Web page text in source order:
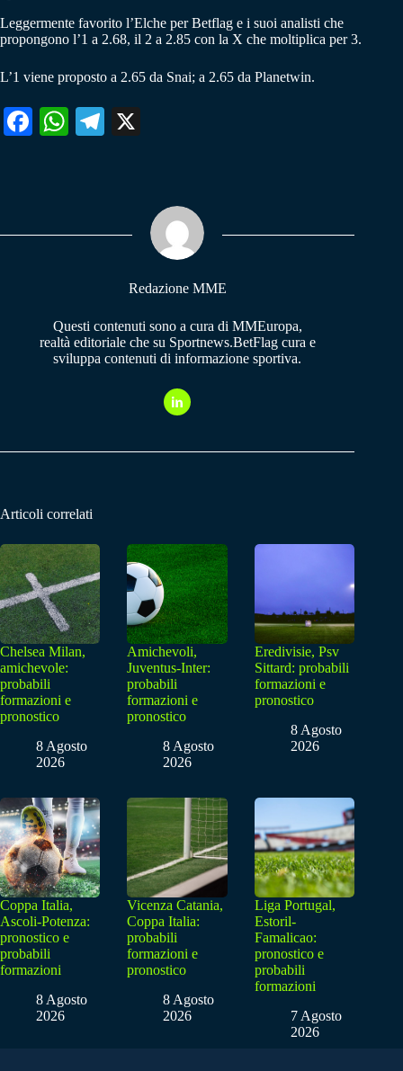
Leggermente favorito l’Elche per Betflag e i suoi analisti che
propongono l’1 a 2.68, il 2 a 2.85 con la X che moltiplica per 3.
L’1 viene proposto a 2.65 da Snai; a 2.65 da Planetwin.
Fa W
pp
Te
m
Redazione MME
Questi contenuti sono a cura di MMEuropa,
realtà editoriale che su Sportnews.BetFlag cura e
sviluppa contenuti di informazione sportiva.
Articoli correlati
Chelsea Milan,
amichevole:
probabili
formazioni e
pronostico
8 Agosto
2026
Amichevoli,
Juventus-Inter:
probabili
formazioni e
pronostico
8 Agosto
2026
Eredivisie, Psv
Sittard: probabili
formazioni e
pronostico
8 Agosto
2026
Coppa Italia,
Ascoli-Potenza:
pronostico e
probabili
formazioni
8 Agosto
2026
Vicenza Catania,
Coppa Italia:
probabili
formazioni e
pronostico
8 Agosto
2026
Liga Portugal,
Estoril-
Famalicao:
pronostico e
probabili
formazioni
7 Agosto
2026